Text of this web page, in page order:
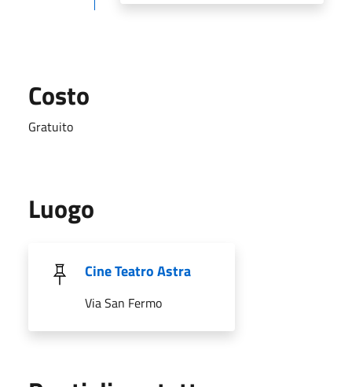
Costo
Gratuito
Luogo
Cine Teatro Astra
Via San Fermo